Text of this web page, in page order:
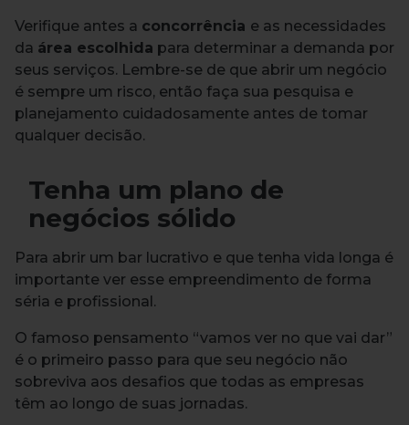
Verifique antes a concorrência e as necessidades
da área escolhida para determinar a demanda por
seus serviços. Lembre-se de que abrir um negócio
é sempre um risco, então faça sua pesquisa e
planejamento cuidadosamente antes de tomar
qualquer decisão.
Tenha um plano de
negócios sólido
Para abrir um bar lucrativo e que tenha vida longa é
importante ver esse empreendimento de forma
séria e profissional.
O famoso pensamento “vamos ver no que vai dar”
é o primeiro passo para que seu negócio não
sobreviva aos desafios que todas as empresas
têm ao longo de suas jornadas.